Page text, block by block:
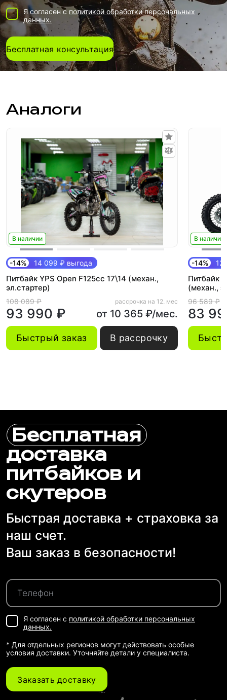
Я согласен с политикой обработки персональных
данных.
Бесплатная консультация
Аналоги
В наличии
-14% 14 099 ₽ выгода
Питбайк YPS Open F125cc 17\14 (механ.,
эл.стартер)
108 089 ₽
93 990 ₽
рассрочка на 12. мес
от 10 365 ₽/мес.
Быстрый заказ В рассрочку
В наличии
-14% 12
Питбайк
(механ.,
96 589 ₽
83
Бесплатная
доставка
питбайков и
скутеров
Быстрая доставка + страховка за
наш счет.
Ваш заказ в безопасности!
Я согласен с политикой обработки персональных
данных.
* Для отдельных регионов могут действовать особые
условия доставки. Уточняйте детали у специалиста.
Заказать доставку